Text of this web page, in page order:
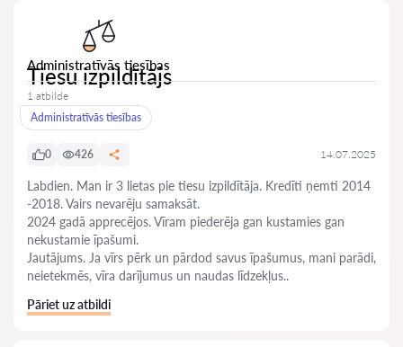
Administratīvās tiesības
Tiesu izpildītājs
1 atbilde
Administratīvās tiesības
0 426 14.07.2025
Labdien. Man ir 3 lietas pie tiesu izpildītāja. Kredīti ņemti 2014
-2018. Vairs nevarēju samaksāt.
2024 gadā apprecējos. Vīram piederēja gan kustamies gan
nekustamie īpašumi.
Jautājums. Ja vīrs pērk un pārdod savus īpašumus, mani parādi,
neietekmēs, vīra darījumus un naudas līdzekļus..
Pāriet uz atbildi